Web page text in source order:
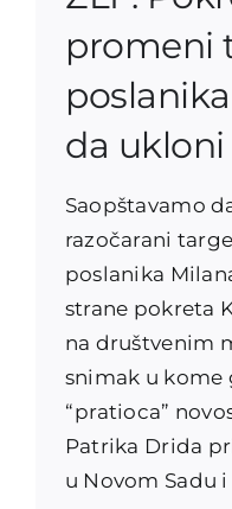
promeni
da
Saopštavamo
razočarani
poslanika
strane pokreta
na društvenim
snimak u kome
“pratioca”
Patrika Drida
u Novom Sadu